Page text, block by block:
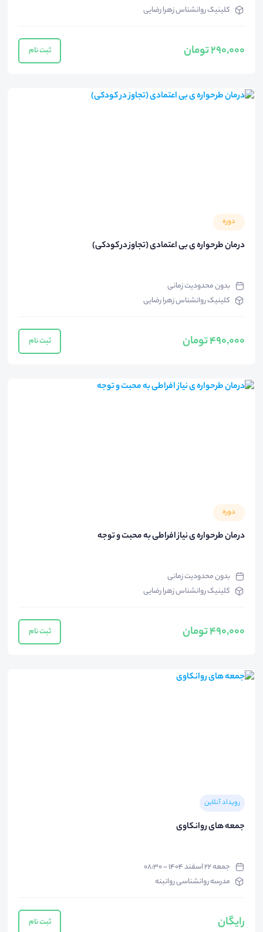
کلینیک روانشناس زهرا رضایی
290,000 تومان ثبت نام
دوره
درمان طرحواره ی بی اعتمادی (تجاوز در کودکی)
بدون محدودیت زمانی
کلینیک روانشناس زهرا رضایی
490,000 تومان ثبت نام
دوره
درمان طرحواره ی نیاز افراطی به محبت و توجه
بدون محدودیت زمانی
کلینیک روانشناس زهرا رضایی
490,000 تومان ثبت نام
رویداد آنلاین
جمعه های روانکاوی
جمعه ۲۲ اسفند ۱۴۰۴ - ۰۸:۳۰
مدرسه روانشناسی روانبنه
رایگان ثبت نام